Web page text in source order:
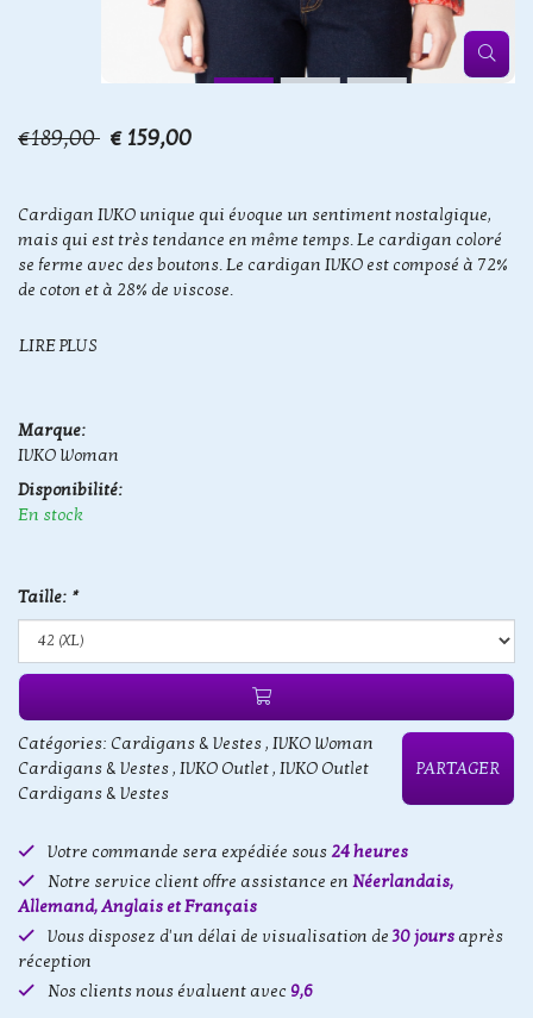
€189,00 € 159,00
Cardigan IVKO unique qui évoque un sentiment nostalgique,
mais qui est très tendance en même temps. Le cardigan coloré
se ferme avec des boutons. Le cardigan IVKO est composé à 72%
de coton et à 28% de viscose.
LIRE PLUS
Marque:
IVKO Woman
Disponibilité:
En stock
Taille: *
Catégories: Cardigans & Vestes, IVKO Woman
Cardigans & Vestes, IVKO Outlet, IVKO Outlet
Cardigans & Vestes
PARTAGER
Votre commande sera expédiée sous24 heures
Notre service client offre assistance en Néerlandais,
Allemand, Anglais et Français
Vous disposez d'un délai de visualisation de30 jours après
réception
Nos clients nous évaluent avec 9,6